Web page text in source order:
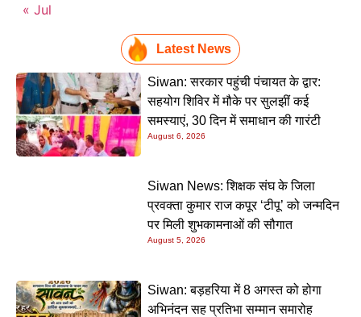
« Jul
Latest News
Siwan: सरकार पहुंची पंचायत के द्वार:
सहयोग शिविर में मौके पर सुलझीं कई
समस्याएं, 30 दिन में समाधान की गारंटी
August 6, 2026
Siwan News: शिक्षक संघ के जिला
प्रवक्ता कुमार राज कपूर ‘टीपू’ को जन्मदिन
पर मिली शुभकामनाओं की सौगात
August 5, 2026
Siwan: बड़हरिया में 8 अगस्त को होगा
अभिनंदन सह प्रतिभा सम्मान समारोह